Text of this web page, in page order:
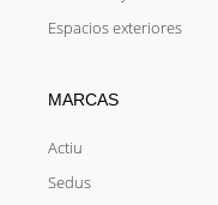
Espacios exteriores
MARCAS
Actiu
Sedus